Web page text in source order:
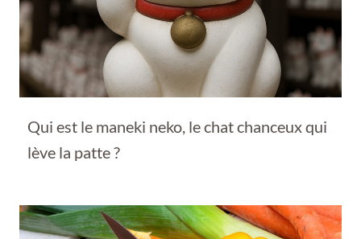
Qui est le maneki neko, le chat chanceux qui
lève la patte ?